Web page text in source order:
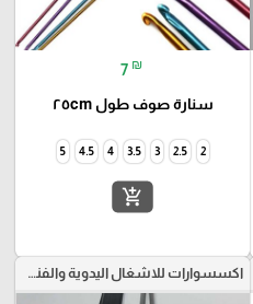
7 ₪
سنارة صوف طول ٢٥cm
2
2.5
3
3.5
4
4.5
5
add_shopping_cart
اكسسوارات للاشغال اليدوية والفنون